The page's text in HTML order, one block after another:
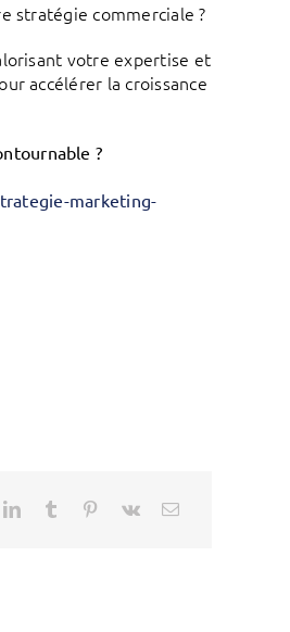
stratégie commerciale ?
votre expertise et
accélérer la croissance
?
marketing-